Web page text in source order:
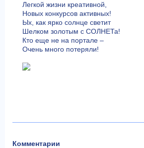
Легкой жизни креативной,
Новых конкурсов активных!
Ых, как ярко солнце светит
Шелком золотым с СОЛНЕТа!
Кто еще не на портале –
Очень много потеряли!
Комментарии